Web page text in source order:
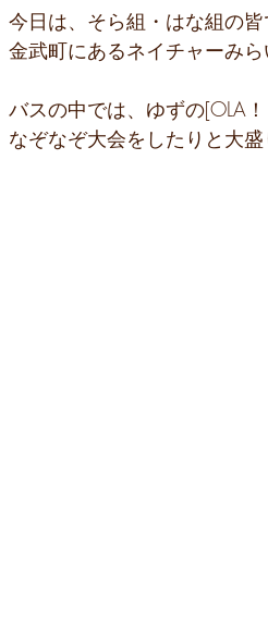
今日は、そら組・はな組の皆
金武町にあるネイチャーみ
バスの中では、ゆずの[OLA
なぞなぞ大会をしたりと大